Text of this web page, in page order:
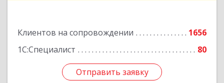
Клиентов на сопровождении
1656
1С:Специалист
80
Отправить заявку
Отправить заявку